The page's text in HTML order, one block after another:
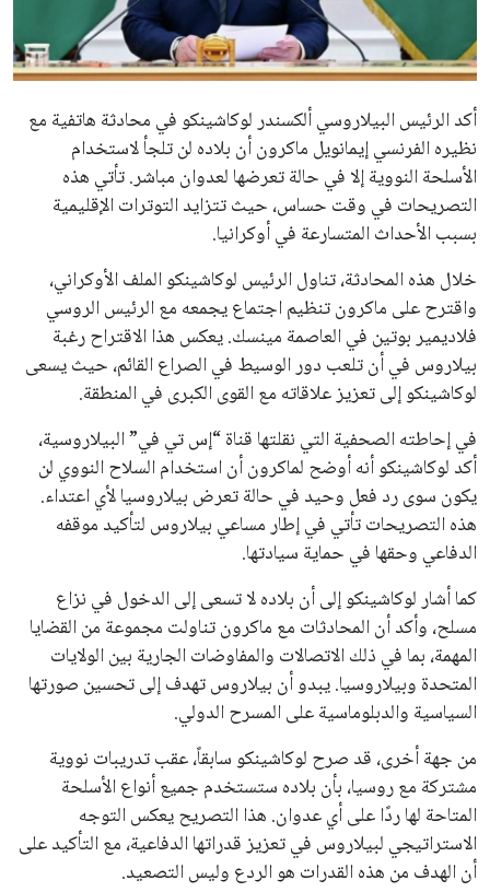
علوم وتكنولوجيا
المرأة والجمال
حوادث
محافظات
يبدو أن السويسري جياني إنفانتينو في طريقه للاحتفاظ بمنصبه
كرئيس للاتحاد الدولي لكرة القدم “فيفا” لفترة رابعة، بعد أن حصل
على تأييد واسع من أكثر من 200 اتحاد وطني من أصل 211 في
الجمعية العمومية. مما يعزز فرصته للفوز في الانتخابات المقررة عام
2027، ويجعله المرشح الأكثر حظًا حتى الآن.
هذا الدعم الواسع يأتي على الرغم من الانتقادات التي وجهت
لإنفانتينو في الآونة الأخيرة. حتى الآن، لم يتقدم أي مرشح منافس
في السباق الانتخابي، ولم تتمكن الأصوات المعارضة من التوصل إلى
اسم يوازن موقف إنفانتينو، قبل انتهاء فترة الترشح في نوفمبر
المقبل.
يعتمد إنفانتينو على قاعدة دعم قوية من الاتحادات القارية المختلفة،
بما في ذلك الاتحاد الأفريقي والآسيوي، بالإضافة إلى دعم غالبية
اتحادات أمريكا الجنوبية والكونكاكاف. وقد ساهمت مجموعة من
القرارات التي اتخذها في زيادة الموارد المالية لهذه الاتحادات، فضلاً
عن رفع عدد الفرق المشاركة في كأس العالم، وإطلاق بطولات دولية
جديدة تحت مظلة “فيفا”.
على الجانب الآخر، تتركز المعارضة بشكل ملحوظ داخل القارة
الأوروبية، حيث ارتفعت حدة الانتقادات الموجهة إلى إنفانتينو
بسبب التوسع المستمر في البطولات الدولية وأثر ذلك على الجدول
الزمني للمسابقات المحلية. وقد دعا رئيس رابطة الدوري الإسباني،
خافيير تيباس، إلى تنحّي إنفانتينو، معتبراً أن سياساته تضر بصناعة
كرة القدم وتزيد من ضغوط المباريات.